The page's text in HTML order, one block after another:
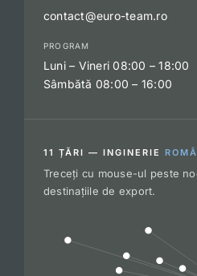
contact@euro-team.ro
PROGRAM
Luni – Vineri 08:00 – 18:00
Sâmbătă 08:00 – 16:00
11 ȚĂRI — INGINERIE
Treceți cu mouse-ul peste
destinațiile de export.